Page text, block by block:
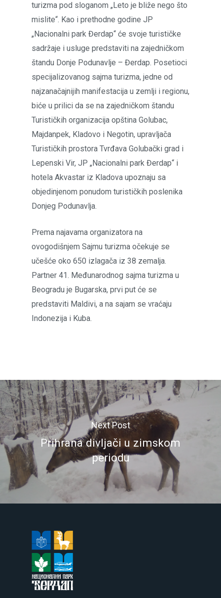
turizma pod sloganom „Leto je bliže nego što
mislite“. Kao i prethodne godine JP
„Nacionalni park Đerdap“ će svoje turističke
sadržaje i usluge predstaviti na zajedničkom
štandu Donje Podunavlje – Đerdap. Posetioci
specijalizovanog sajma turizma, jedne od
najzanačajnijih manifestacija u zemlji i regionu,
biće u prilici da se na zajedničkom štandu
Turističkih organizacija opština Golubac,
Majdanpek, Kladovo i Negotin, upravljača
Turističkih prostora Tvrđava Golubački grad i
Lepenski Vir, JP „Nacionalni park Đerdap“ i
hotela Akvastar iz Kladova upoznaju sa
objedinjenom ponudom turističkih poslenika
Donjeg Podunavlja.
Prema najavama organizatora na
ovogodišnjem Sajmu turizma očekuje se
učešće oko 650 izlagača iz 38 zemalja.
Partner 41. Međunarodnog sajma turizma u
Beogradu je Bugarska, prvi put će se
predstaviti Maldivi, a na sajam se vraćaju
Indonezija i Kuba.
Next Post
Prihrana divljači u zimskom
periodu